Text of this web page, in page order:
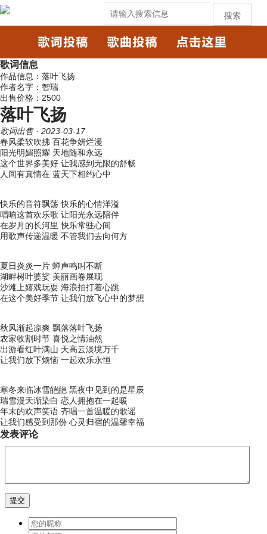
搜索
歌词信息
作品信息：落叶飞扬
作者名字：智瑞
出售价格：2500
落叶飞扬
歌词出售· 2023-03-17
春风柔软吹拂 百花争妍烂漫
阳光明媚照耀 天地随和永远
这个世界多美好 让我感到无限的舒畅
人间有真情在 蓝天下相约心中
快乐的音符飘荡 快乐的心情洋溢
唱响这首欢乐歌 让阳光永远陪伴
在岁月的长河里 快乐常驻心间
用歌声传递温暖 不管我们去向何方
夏日炎炎一片 蝉声鸣叫不断
湖畔树叶婆娑 美丽画卷展现
沙滩上嬉戏玩耍 海浪拍打着心跳
在这个美好季节 让我们放飞心中的梦想
秋风渐起凉爽 飘落落叶飞扬
农家收割时节 喜悦之情油然
出游看红叶满山 天高云淡境万千
让我们放下烦恼 一起欢乐永恒
寒冬来临冰雪皑皑 黑夜中见到的是星辰
瑞雪漫天渐染白 恋人拥抱在一起暖
年末的欢声笑语 齐唱一首温暖的歌谣
让我们感受到那份 心灵归宿的温馨幸福
发表评论